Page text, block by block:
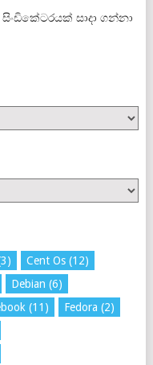
සාදා ගන්නා
Cent Os(12)
Debian (6)
(11) Fedora (2)